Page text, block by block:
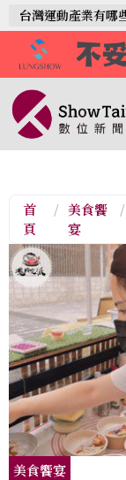
首
頁
/ 美食饗
宴
/
美食饗宴